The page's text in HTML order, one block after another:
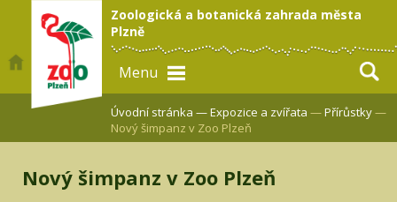
Zoologická a botanická zahrada města
Plzně
Menu
Úvodní stránka —Expozice a zvířata —Přírůstky—
Nový šimpanz v Zoo Plzeň
Nový šimpanz v Zoo Plzeň